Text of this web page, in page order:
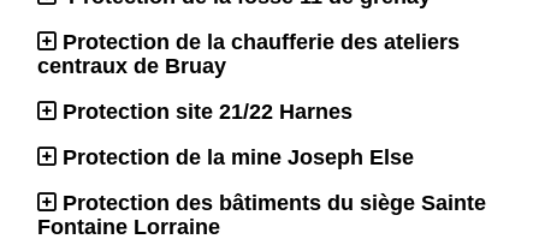
Protection de la chaufferie des ateliers
centraux de Bruay
Protection site 21/22 Harnes
Protection de la mine Joseph Else
Protection des bâtiments du siège Sainte
Fontaine Lorraine